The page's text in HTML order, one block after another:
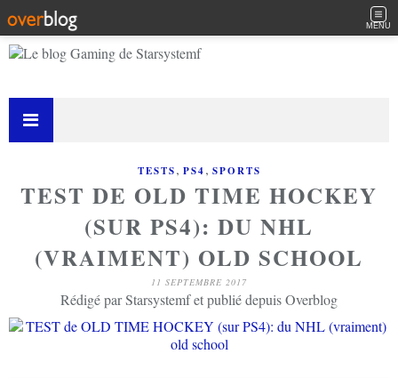
MENU
TESTS, PS4, SPORTS
TEST DE OLD TIME HOCKEY
(SUR PS4): DU NHL
(VRAIMENT) OLD SCHOOL
11 SEPTEMBRE 2017
Rédigé par Starsystemf et publié depuis Overblog